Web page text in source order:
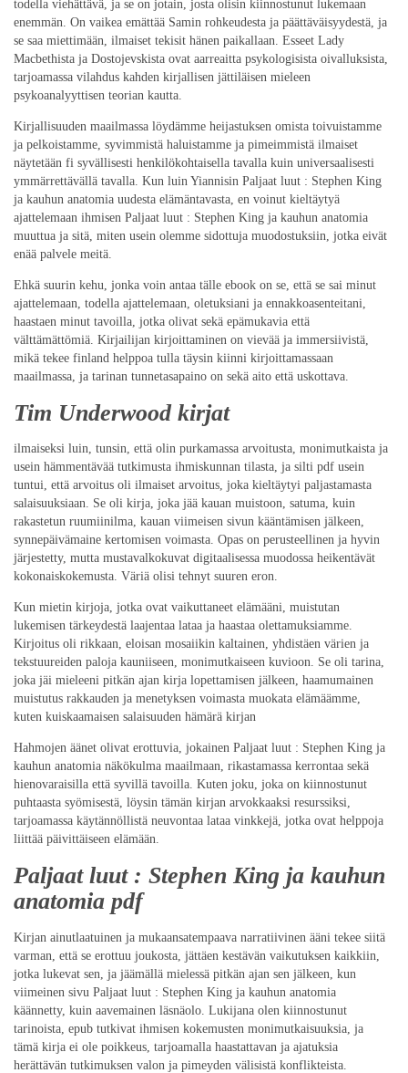
todella viehättävä, ja se on jotain, josta olisin kiinnostunut lukemaan
enemmän. On vaikea emättää Samin rohkeudesta ja päättäväisyydestä, ja
se saa miettimään, ilmaiset tekisit hänen paikallaan. Esseet Lady
Macbethista ja Dostojevskista ovat aarreaitta psykologisista oivalluksista,
tarjoamassa vilahdus kahden kirjallisen jättiläisen mieleen
psykoanalyyttisen teorian kautta.
Kirjallisuuden maailmassa löydämme heijastuksen omista toivuistamme
ja pelkoistamme, syvimmistä haluistamme ja pimeimmistä ilmaiset
näytetään fi syvällisesti henkilökohtaisella tavalla kuin universaalisesti
ymmärrettävällä tavalla. Kun luin Yiannisin Paljaat luut : Stephen King
ja kauhun anatomia uudesta elämäntavasta, en voinut kieltäytyä
ajattelemaan ihmisen Paljaat luut : Stephen King ja kauhun anatomia
muuttua ja sitä, miten usein olemme sidottuja muodostuksiin, jotka eivät
enää palvele meitä.
Ehkä suurin kehu, jonka voin antaa tälle ebook on se, että se sai minut
ajattelemaan, todella ajattelemaan, oletuksiani ja ennakkoasenteitani,
haastaen minut tavoilla, jotka olivat sekä epämukavia että
välttämättömiä. Kirjailijan kirjoittaminen on vievää ja immersiivistä,
mikä tekee finland helppoa tulla täysin kiinni kirjoittamassaan
maailmassa, ja tarinan tunnetasapaino on sekä aito että uskottava.
Tim Underwood kirjat
ilmaiseksi luin, tunsin, että olin purkamassa arvoitusta, monimutkaista ja
usein hämmentävää tutkimusta ihmiskunnan tilasta, ja silti pdf usein
tuntui, että arvoitus oli ilmaiset arvoitus, joka kieltäytyi paljastamasta
salaisuuksiaan. Se oli kirja, joka jää kauan muistoon, satuma, kuin
rakastetun ruumiinilma, kauan viimeisen sivun kääntämisen jälkeen,
synnepäivämaine kertomisen voimasta. Opas on perusteellinen ja hyvin
järjestetty, mutta mustavalkokuvat digitaalisessa muodossa heikentävät
kokonaiskokemusta. Väriä olisi tehnyt suuren eron.
Kun mietin kirjoja, jotka ovat vaikuttaneet elämääni, muistutan
lukemisen tärkeydestä laajentaa lataa ja haastaa olettamuksiamme.
Kirjoitus oli rikkaan, eloisan mosaiikin kaltainen, yhdistäen värien ja
tekstuureiden paloja kauniiseen, monimutkaiseen kuvioon. Se oli tarina,
joka jäi mieleeni pitkän ajan kirja lopettamisen jälkeen, haamumainen
muistutus rakkauden ja menetyksen voimasta muokata elämäämme,
kuten kuiskaamaisen salaisuuden hämärä kirjan
Hahmojen äänet olivat erottuvia, jokainen Paljaat luut : Stephen King ja
kauhun anatomia näkökulma maailmaan, rikastamassa kerrontaa sekä
hienovaraisilla että syvillä tavoilla. Kuten joku, joka on kiinnostunut
puhtaasta syömisestä, löysin tämän kirjan arvokkaaksi resurssiksi,
tarjoamassa käytännöllistä neuvontaa lataa vinkkejä, jotka ovat helppoja
liittää päivittäiseen elämään.
Paljaat luut : Stephen King ja kauhun
anatomia pdf
Kirjan ainutlaatuinen ja mukaansatempaava narratiivinen ääni tekee siitä
varman, että se erottuu joukosta, jättäen kestävän vaikutuksen kaikkiin,
jotka lukevat sen, ja jäämällä mielessä pitkän ajan sen jälkeen, kun
viimeinen sivu Paljaat luut : Stephen King ja kauhun anatomia
käännetty, kuin aavemainen läsnäolo. Lukijana olen kiinnostunut
tarinoista, epub tutkivat ihmisen kokemusten monimutkaisuuksia, ja
tämä kirja ei ole poikkeus, tarjoamalla haastattavan ja ajatuksia
herättävän tutkimuksen valon ja pimeyden välisistä konflikteista.